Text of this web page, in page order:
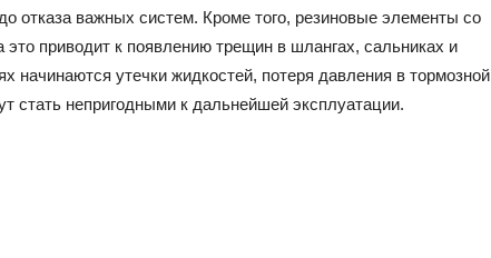
отказа важных систем. Кроме того, резиновые элементы со
это приводит к появлению трещин в шлангах, сальниках и
начинаются утечки жидкостей, потеря давления в тормозной
стать непригодными к дальнейшей эксплуатации.